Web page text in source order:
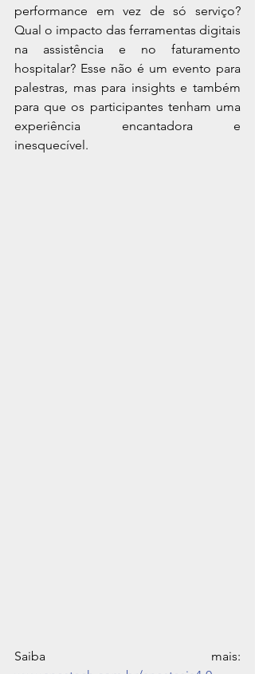
performance em vez de só serviço?
Qual o impacto das ferramentas digitais
na assistência e no faturamento
hospitalar? Esse não é um evento para
palestras, mas para insights e também
para que os participantes tenham uma
experiência encantadora e
inesquecível.